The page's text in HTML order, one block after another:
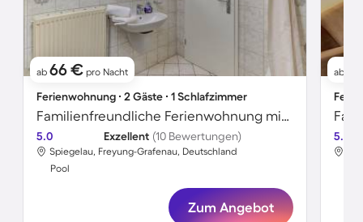
ab 66 € pro Nacht
Ferienwohnung ∙ 2 Gäste ∙ 1 Schlafzimmer
Familienfreundliche Ferienwohnung mit Garten, Sauna und Terrasse | Gartenblick | Ideal für Homeoffice | Haustiere erlaubt
5.0 Exzellent (10 Bewertungen)
Spiegelau, Freyung-Grafenau, Deutschland
Pool
Zum Angebot
ab
5.0